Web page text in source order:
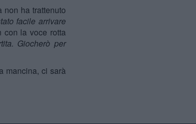
ha trattenuto
facile arrivare
con la voce rotta
Giocherò per
mancina, ci sarà